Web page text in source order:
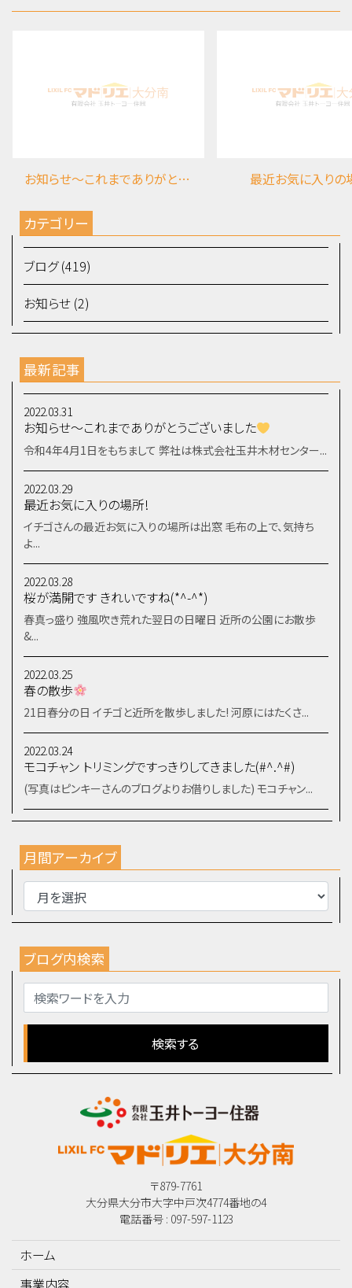
お知らせ～これまでありがとうございました 最近お気に入りの
カテゴリー
ブログ (419)
お知らせ (2)
最新記事
2022.03.31
お知らせ～これまでありがとうございました
令和4年4月1日をもちまして 弊社は株式会社玉井木材センター...
2022.03.29
最近お気に入りの場所!
イチゴさんの最近お気に入りの場所は出窓 毛布の上で、気持ち
よ...
2022.03.28
桜が満開です きれいですね(*^-^*)
春真っ盛り 強風吹き荒れた翌日の日曜日 近所の公園にお散歩
&...
2022.03.25
春の散歩
21日春分の日 イチゴと近所を散歩しました! 河原にはたくさ...
2022.03.24
モコチャン トリミングですっきりしてきました(#^.^#)
(写真はピンキーさんのブログよりお借りしました) モコチャン...
月間アーカイブ
ブログ内検索
〒879-7761
大分県大分市大字中戸次4774番地の4
電話番号 : 097-597-1123
ホーム